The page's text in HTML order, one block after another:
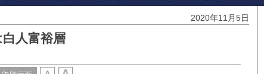
2020年11月5日
人富裕層